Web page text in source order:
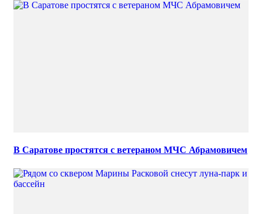
В Саратове простятся с ветераном МЧС Абрамовичем